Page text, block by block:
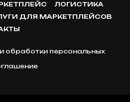
ЛОГИСТИКА
ДЛЯ МАРКЕТПЛЕЙСОВ
обработки персональных